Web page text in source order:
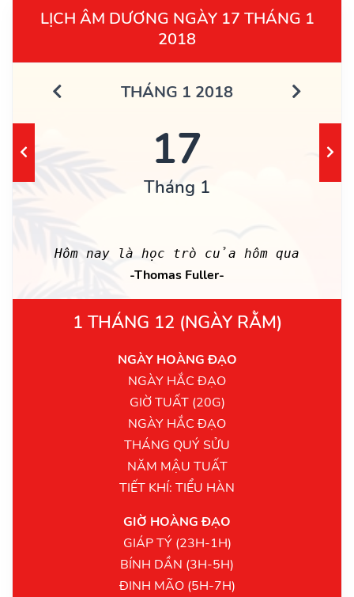
LỊCH ÂM DƯƠNG NGÀY 17 THÁNG 1
2018
THÁNG 1 2018
17
Tháng 1
Hôm nay là học trò của hôm qua
-Thomas Fuller-
1 THÁNG 12 (NGÀY RẰM)
NGÀY HOÀNG ĐẠO
NGÀY HẮC ĐẠO
GIỜ TUẤT (20G)
NGÀY HẮC ĐẠO
THÁNG QUÝ SỬU
NĂM MẬU TUẤT
TIẾT KHÍ: TIỂU HÀN
GIỜ HOÀNG ĐẠO
GIÁP TÝ (23H-1H)
BÍNH DẦN (3H-5H)
ĐINH MÃO (5H-7H)